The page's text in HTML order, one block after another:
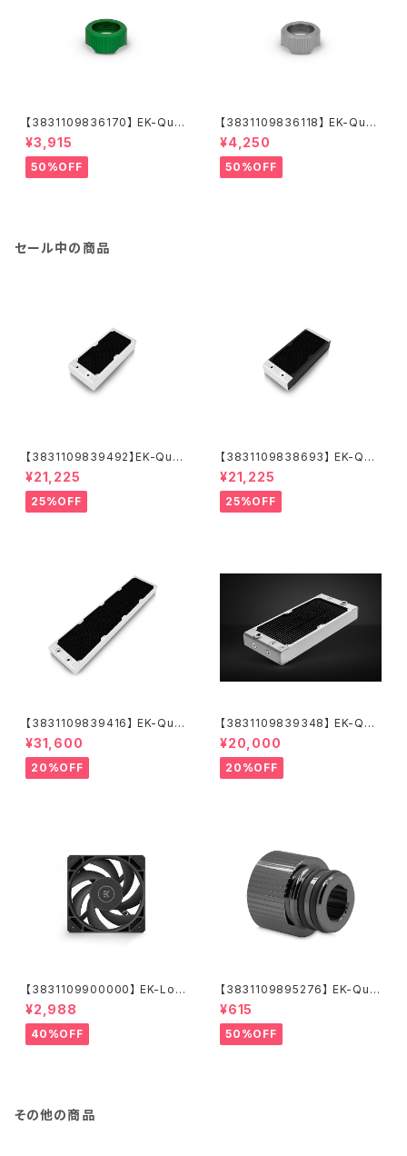
【3831109836170】 EK-Qua
ntum Torque Compression
Ring 6-Pack HDC 16 - Gre
en
¥3,915
50%OFF
【3831109836118】 EK-Quan
tum Torque Compression
Ring 6-Pack HDC 16 - Nick
el
¥4,250
50%OFF
セール中の商品
【3831109839492】EK-Quan
tum Surface X240M - Whit
e
¥21,225
25%OFF
【3831109838693】 EK-Qua
ntum Surface X240M - Bla
ck
¥21,225
25%OFF
【3831109839416】 EK-Qua
ntum Surface P560M - Whi
te
¥31,600
20%OFF
【3831109839348】 EK-Qua
ntum Surface P280M X-Flo
w - White
¥20,000
20%OFF
【3831109900000】 EK-Loo
p Fan FPT 120 - Black (550
-2300rpm)
¥2,988
40%OFF
【3831109895276】 EK-Qua
ntum Torque Push-In Adap
ter M 14 - Black Nickel
¥615
50%OFF
その他の商品